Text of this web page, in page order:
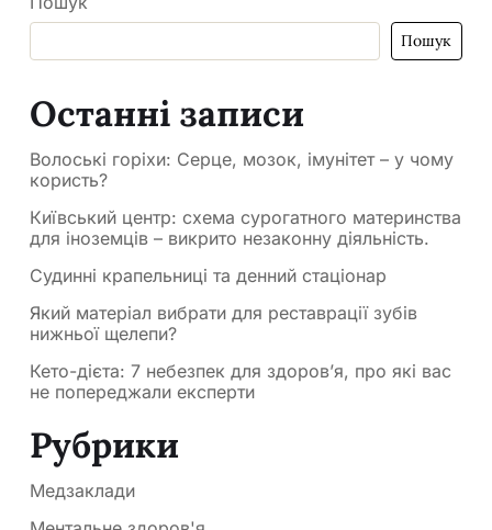
Пошук
Останні записи
Волоські горіхи: Серце, мозок, імунітет – у чому
користь?
Київський центр: схема сурогатного материнства
для іноземців – викрито незаконну діяльність.
Судинні крапельниці та денний стаціонар
Який матеріал вибрати для реставрації зубів
нижньої щелепи?
Кето-дієта: 7 небезпек для здоров’я, про які вас
не попереджали експерти
Рубрики
Медзаклади